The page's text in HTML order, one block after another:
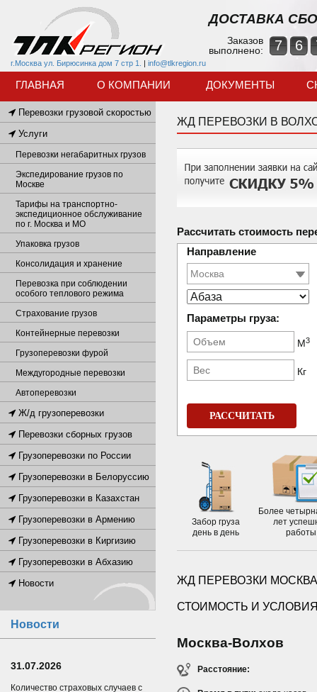
г.Москва ул. Бирюсинка дом 7 стр 1. | info@tlkregion.ru
ДОСТАВКА
Заказов
выполнено:
7 6
ГЛАВНАЯ О КОМПАНИИ ДОКУМЕНТЫ
ЖД ПЕРЕВОЗКИ В
Рассчитать стоимость
Направление
Параметры груза:
М3
Кг
РАССЧИТАТЬ
Забор груза
день в день
Более
лет
работы
ЖД ПЕРЕВОЗКИ
СТОИМОСТЬ И
Москва-Волхов
Расстояние:
Перевозки грузовой скоростью
Услуги
Перевозки негабаритных грузов
Экспедирование грузов по
Москве
Тарифы на транспортно-
экспедиционное обслуживание
по г. Москва и МО
Упаковка грузов
Консолидация и хранение
Перевозка при соблюдении
особого теплового режима
Страхование грузов
Контейнерные перевозки
Грузоперевозки фурой
Междугородные перевозки
Автоперевозки
Ж/д грузоперевозки
Перевозки сборных грузов
Грузоперевозки по России
Грузоперевозки в Белоруссию
Грузоперевозки в Казахстан
Грузоперевозки в Армению
Грузоперевозки в Киргизию
Грузоперевозки в Абхазию
Новости
Новости
31.07.2026
Количество страховых случаев с